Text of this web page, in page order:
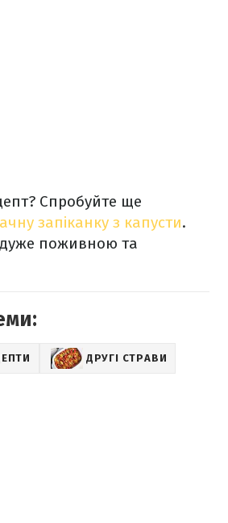
Спробуйте ще
запіканку з капусти.
поживною та
ДРУГІ СТРАВИ